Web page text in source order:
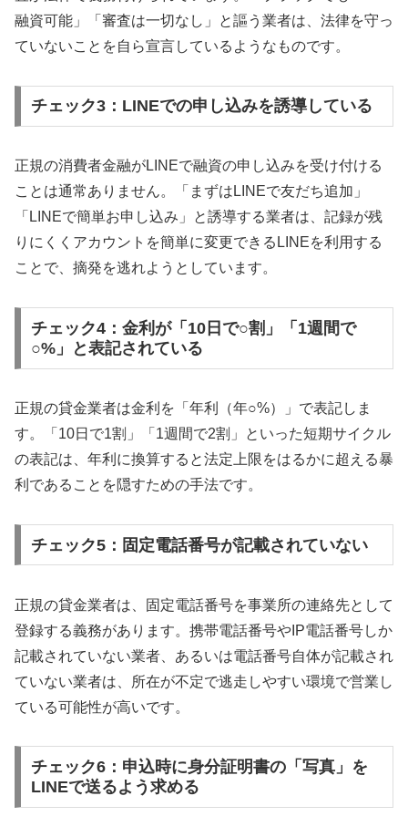
融資可能」「審査は一切なし」と謳う業者は、法律を守っ
ていないことを自ら宣言しているようなものです。
チェック3：LINEでの申し込みを誘導している
正規の消費者金融がLINEで融資の申し込みを受け付ける
ことは通常ありません。「まずはLINEで友だち追加」
「LINEで簡単お申し込み」と誘導する業者は、記録が残
りにくくアカウントを簡単に変更できるLINEを利用する
ことで、摘発を逃れようとしています。
チェック4：金利が「10日で○割」「1週間で
○%」と表記されている
正規の貸金業者は金利を「年利（年○%）」で表記しま
す。「10日で1割」「1週間で2割」といった短期サイクル
の表記は、年利に換算すると法定上限をはるかに超える暴
利であることを隠すための手法です。
チェック5：固定電話番号が記載されていない
正規の貸金業者は、固定電話番号を事業所の連絡先として
登録する義務があります。携帯電話番号やIP電話番号しか
記載されていない業者、あるいは電話番号自体が記載され
ていない業者は、所在が不定で逃走しやすい環境で営業し
ている可能性が高いです。
チェック6：申込時に身分証明書の「写真」を
LINEで送るよう求める